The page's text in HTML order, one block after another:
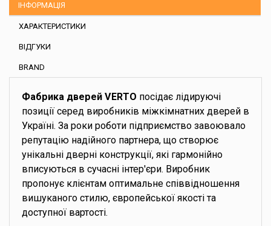
ІНФОРМАЦІЯ
ХАРАКТЕРИСТИКИ
ВІДГУКИ
BRAND
Фабрика дверей VERTO посідає лідируючі
позиції серед виробників міжкімнатних дверей в
Україні. За роки роботи підприємство завоювало
репутацію надійного партнера, що створює
унікальні дверні конструкції, які гармонійно
вписуються в сучасні інтер'єри. Виробник
пропонує клієнтам оптимальне співвідношення
вишуканого стилю, європейської якості та
доступної вартості.